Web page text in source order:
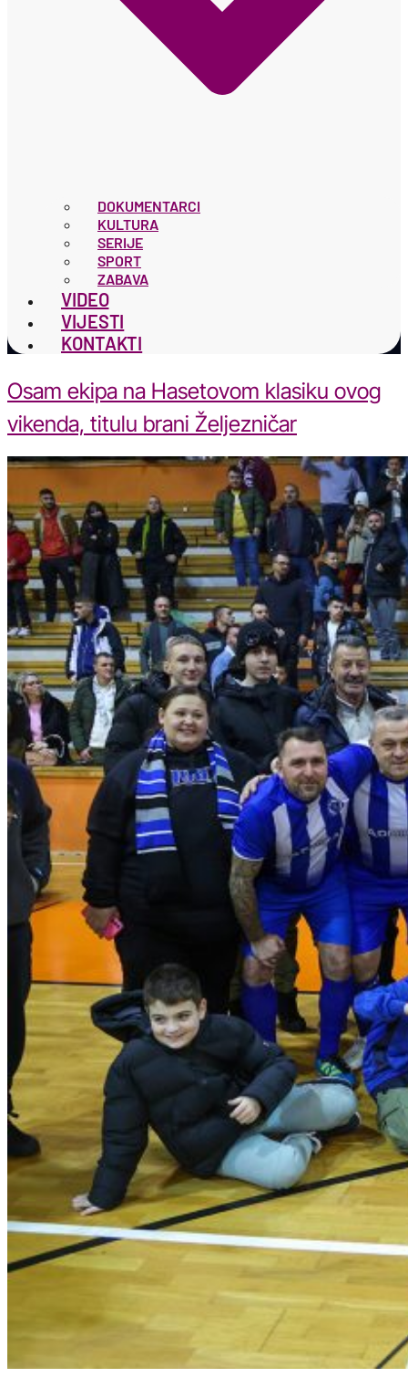
DOKUMENTARCI
KULTURA
SERIJE
SPORT
ZABAVA
VIDEO
VIJESTI
KONTAKTI
Osam ekipa na Hasetovom klasiku ovog
vikenda, titulu brani Željezničar